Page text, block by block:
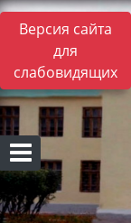
Версия сайта
для
слабовидящих